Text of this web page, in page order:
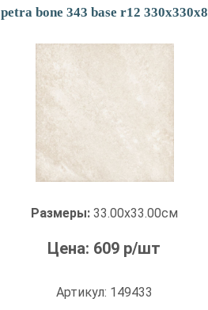
petra bone 343 base r12 330x330x8
Размеры: 33.00x33.00см
Цена: 609 р/шт
Артикул: 149433